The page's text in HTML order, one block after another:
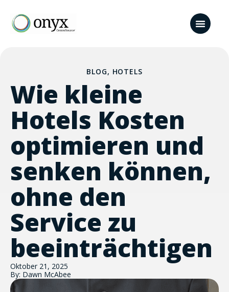
BLOG, HOTELS
Wie kleine
Hotels Kosten
optimieren und
senken können,
ohne den
Service zu
beeinträchtigen
Oktober 21, 2025
By: Dawn McAbee